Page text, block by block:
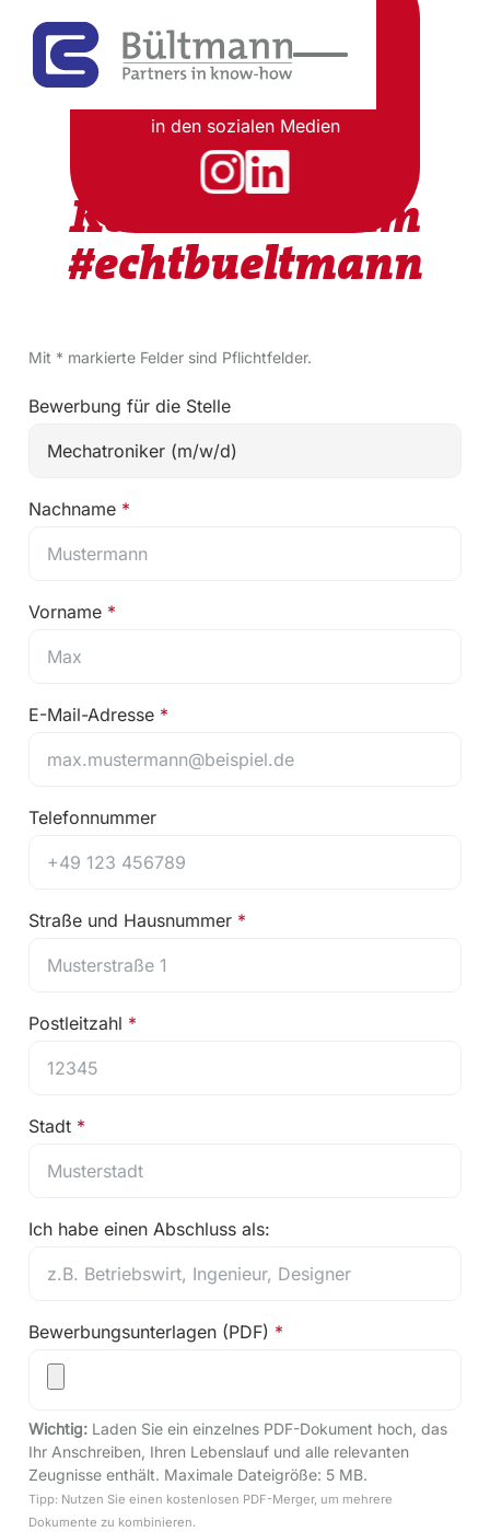
Share, Like & Connect
in den sozialen Medien
Komm ins Team
#echtbueltmann
Mit * markierte Felder sind Pflichtfelder.
Bewerbung für die Stelle
Nachname
Vorname
E-Mail-Adresse
Telefonnummer
Straße und Hausnummer
Postleitzahl
Stadt
Ich habe einen Abschluss als:
Bewerbungsunterlagen (PDF)
Wichtig: Laden Sie ein einzelnes PDF-Dokument hoch, das
Ihr Anschreiben, Ihren Lebenslauf und alle relevanten
Zeugnisse enthält. Maximale Dateigröße: 5 MB.
Tipp: Nutzen Sie einen kostenlosen PDF-Merger, um mehrere
Dokumente zu kombinieren.